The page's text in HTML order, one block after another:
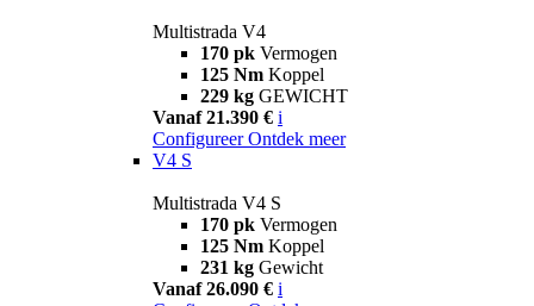
Multistrada V4
170 pk Vermogen
125 Nm Koppel
229 kg GEWICHT
Vanaf 21.390 € i
Configureer Ontdek meer
V4 S
Multistrada V4 S
170 pk Vermogen
125 Nm Koppel
231 kg Gewicht
Vanaf 26.090 € i